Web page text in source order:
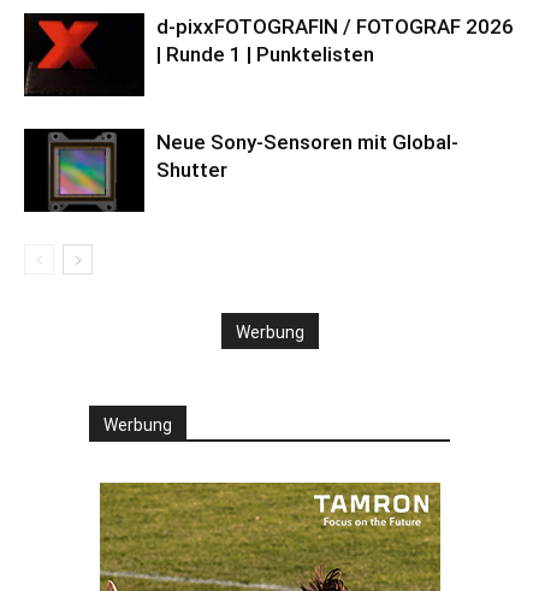
d-pixxFOTOGRAFIN / FOTOGRAF 2026
| Runde 1 | Punktelisten
Neue Sony-Sensoren mit Global-
Shutter
Werbung
Werbung